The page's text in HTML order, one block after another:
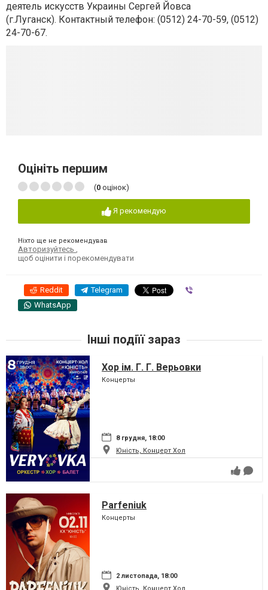
деятель искусств Украины Сергей Йовса
(г.Луганск). Контактный телефон: (0512) 24-70-59, (0512)
24-70-67.
Оцініть першим
(0 оцінок)
Я рекомендую
Ніхто ще не рекомендував
Авторизуйтесь
щоб оцінити і порекомендувати
Reddit Telegram
WhatsApp
Інші подіїї зараз
Хор ім. Г. Г. Верьовки
Концерты
8 грудня, 18:00
Юність, Концерт Хол
Parfeniuk
Концерты
2 листопада, 18:00
Юність, Концерт Хол